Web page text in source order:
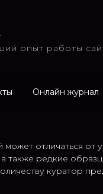
опыт работы
Онлайн журнал
может отличаться от
также редкие
куратор